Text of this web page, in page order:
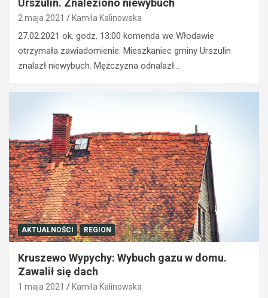
Urszulin. Znaleziono niewybuch
2 maja 2021 Kamila Kalinowska
27.02.2021 ok. godz. 13:00 komenda we Włodawie
otrzymała zawiadomienie. Mieszkaniec gminy Urszulin
znalazł niewybuch. Mężczyzna odnalazł…
AKTUALNOŚCI REGION
Kruszewo Wypychy: Wybuch gazu w domu.
Zawalił się dach
1 maja 2021 Kamila Kalinowska
e
o
w
c
s
c
i
ł
p
r
a
w
o
j
a
z
d
z
e
ź
w
y
i
w
c
a
O
p
l
a
z
z
a
k